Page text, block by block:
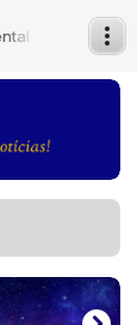
Locutor